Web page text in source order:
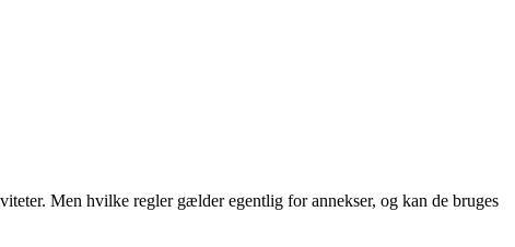
Men hvilke regler gælder egentlig for annekser, og kan de bruges